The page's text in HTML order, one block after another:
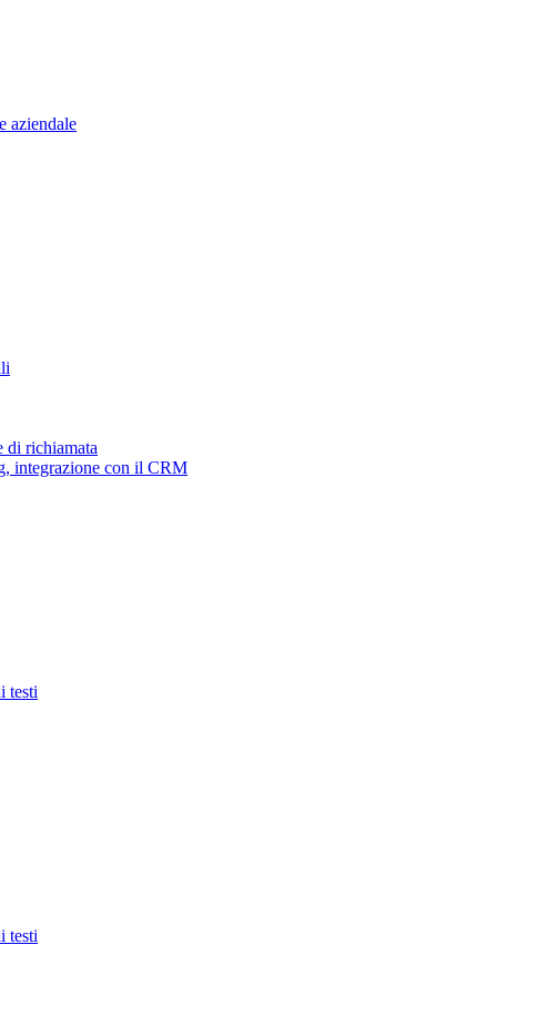
aziendale
di richiamata
integrazione con il CRM
testi
testi